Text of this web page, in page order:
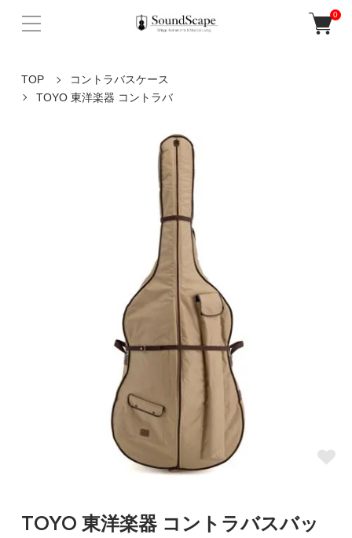
0
TOP
コントラバスケース
TOYO 東洋楽器 コントラバ
TOYO 東洋楽器 コントラバスバッ